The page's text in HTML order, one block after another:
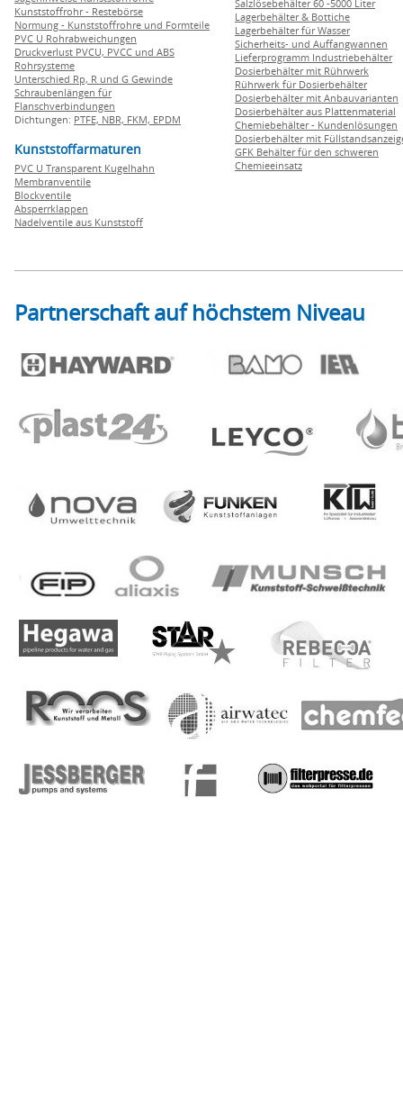
Kunststoffrohr - Restebörse
Normung - Kunststoffrohre und Formteile
PVC U Rohrabweichungen
Druckverlust PVCU, PVCC und ABS
Rohrsysteme
Unterschied Rp, R und G Gewinde
Schraubenlängen für
Flanschverbindungen
Dichtungen: PTFE, NBR, FKM, EPDM
Kunststoffarmaturen
PVC U Transparent Kugelhahn
Membranventile
Blockventile
Absperrklappen
Nadelventile aus Kunststoff
Salzlösebehälter 60 -5000 Liter
Lagerbehälter & Bottiche
Lagerbehälter für Wasser
Sicherheits- und Auffangwannen
Lieferprogramm Industriebehälter
Dosierbehälter mit Rührwerk
Rührwerk für Dosierbehälter
Dosierbehälter mit Anbauvarianten
Dosierbehälter aus Plattenmaterial
Chemiebehälter - Kundenlösungen
Dosierbehälter mit
GFK Behälter für den schweren
Chemieeinsatz
Partnerschaft auf höchstem Niveau